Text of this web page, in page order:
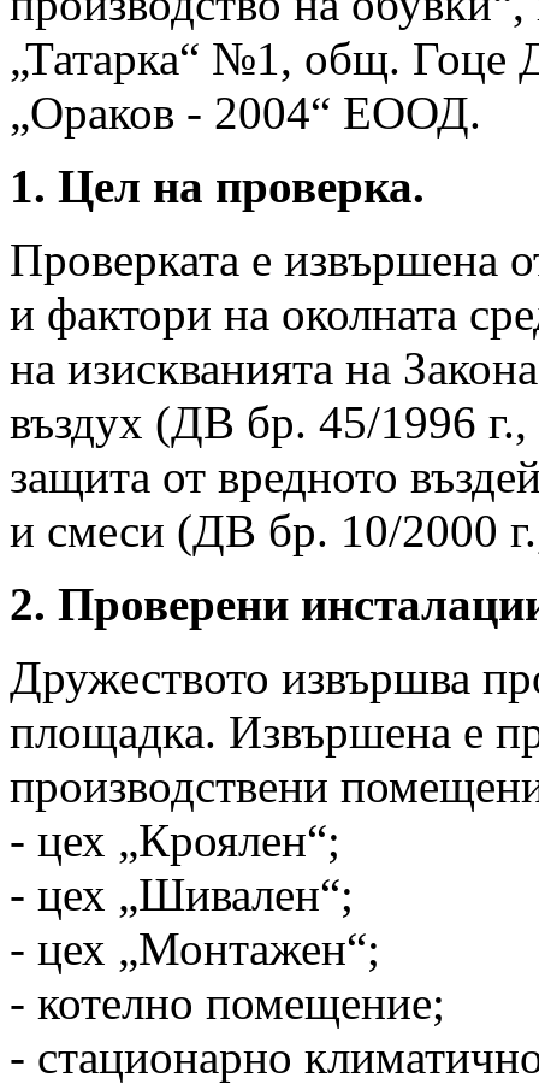
„Татарка“ №1, общ. Гоце
„Ораков - 2004“ ЕООД.
1. Цел на проверка.
Проверката е извършена
и фактори на околната
на изискванията на
въздух (ДВ бр. 45/1996
защита от вредното
и смеси (ДВ бр. 10/2000
2. Проверени
Дружеството извършва
площадка. Извършена е
производствени
- цех „Кроялен“;
- цех „Шивален“;
- цех „Монтажен“;
- котелно помещение;
- стационарно